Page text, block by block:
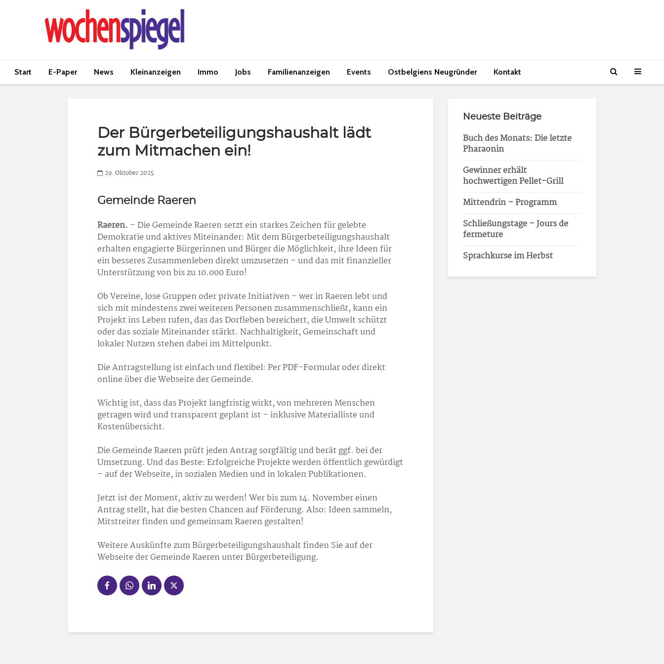
Start E-Paper News Kleinanzeigen Immo Jobs Familienanzeigen Events Ostbelgiens Neugründer Kontakt
Der Bürgerbeteiligungshaushalt lädt
zum Mitmachen ein!
29. Oktober 2025
Gemeinde Raeren
Raeren. – Die Gemeinde Raeren setzt ein starkes Zeichen für gelebte
Demokratie und aktives Miteinander: Mit dem Bürgerbeteiligungshaushalt
erhalten engagierte Bürgerinnen und Bürger die Möglichkeit, ihre Ideen für
ein besseres Zusammenleben direkt umzusetzen – und das mit finanzieller
Unterstützung von bis zu 10.000 Euro!
Ob Vereine, lose Gruppen oder private Initiativen – wer in Raeren lebt und
sich mit mindestens zwei weiteren Personen zusammenschließt, kann ein
Projekt ins Leben rufen, das das Dorfleben bereichert, die Umwelt schützt
oder das soziale Miteinander stärkt. Nachhaltigkeit, Gemeinschaft und
lokaler Nutzen stehen dabei im Mittelpunkt.
Die Antragstellung ist einfach und flexibel: Per PDF-Formular oder direkt
online über die Webseite der Gemeinde.
Wichtig ist, dass das Projekt langfristig wirkt, von mehreren Menschen
getragen wird und transparent geplant ist – inklusive Materialliste und
Kostenübersicht.
Die Gemeinde Raeren prüft jeden Antrag sorgfältig und berät ggf. bei der
Umsetzung. Und das Beste: Erfolgreiche Projekte werden öffentlich gewürdigt
– auf der Webseite, in sozialen Medien und in lokalen Publikationen.
Jetzt ist der Moment, aktiv zu werden! Wer bis zum 14. November einen
Antrag stellt, hat die besten Chancen auf Förderung. Also: Ideen sammeln,
Mitstreiter finden und gemeinsam Raeren gestalten!
Weitere Auskünfte zum Bürgerbeteiligungshaushalt finden Sie auf der
Webseite der Gemeinde Raeren unter Bürgerbeteiligung.
Neueste Beiträge
Buch des Monats: Die letzte
Pharaonin
Gewinner erhält
hochwertigen Pellet-Grill
Mittendrin – Programm
Schließungstage – Jours de
fermeture
Sprachkurse im Herbst